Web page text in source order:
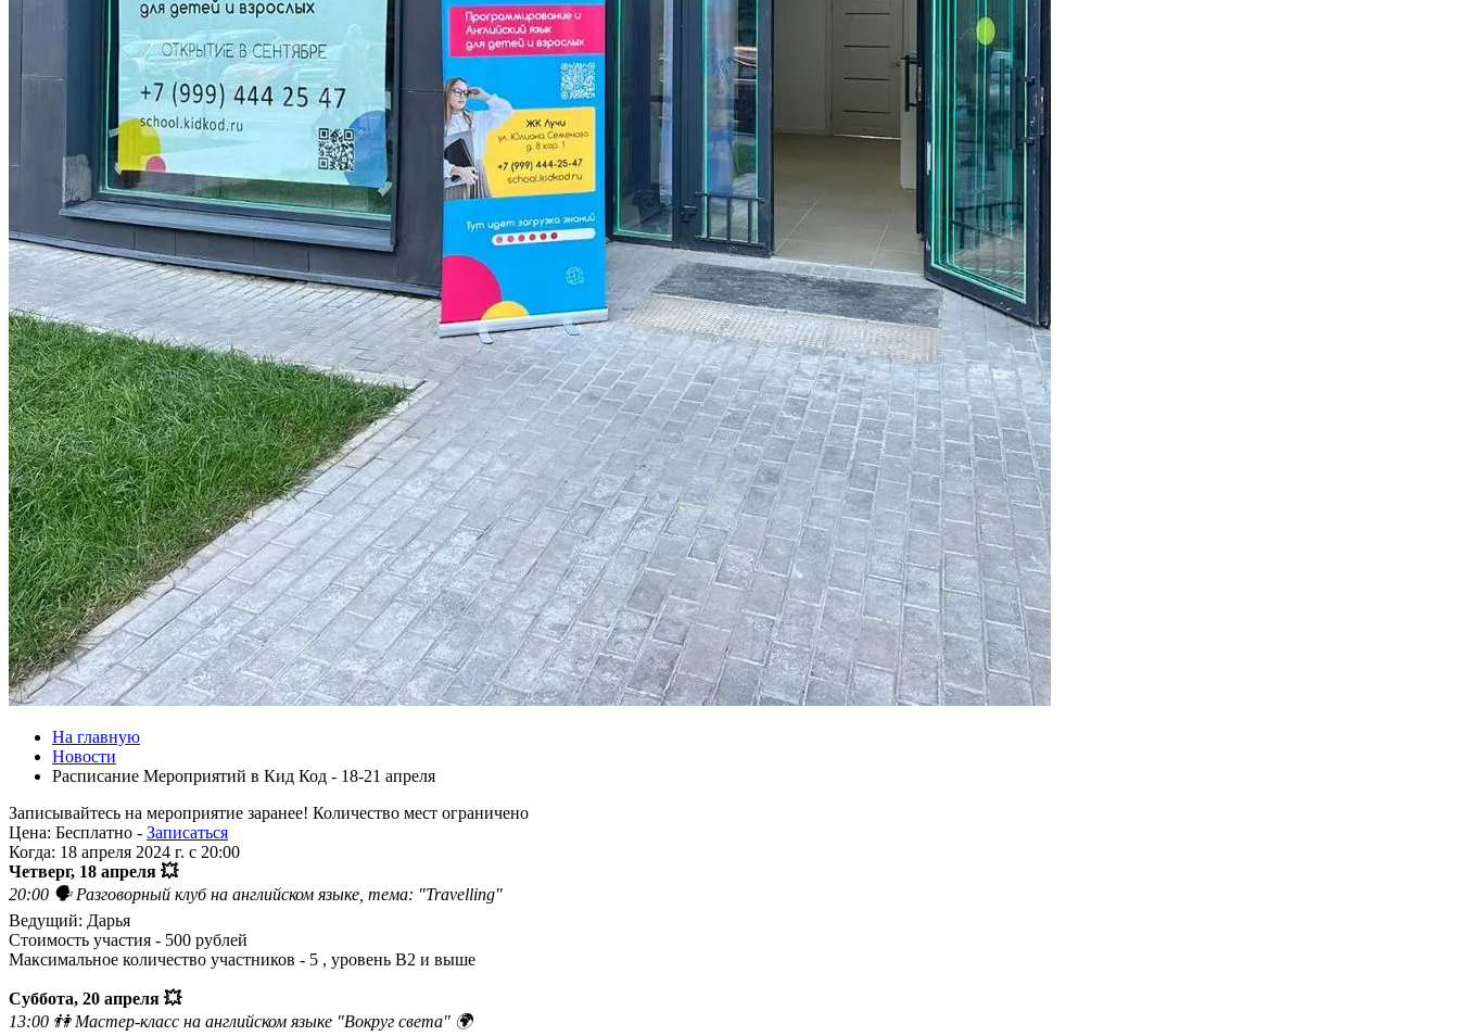
На главную
Новости
Расписание Мероприятий в Кид Код - 18-21 апреля
Записывайтесь на мероприятие заранее! Количество мест ограничено
Цена: Бесплатно - Записаться
Когда: 18 апреля 2024 г. c 20:00
Четверг, 18 апреля 💥
20:00 🗣 Разговорный клуб на английском языке, тема: "Travelling"
Ведущий: Дарья
Стоимость участия - 500 рублей
Максимальное количество участников - 5 , уровень B2 и выше
Суббота, 20 апреля 💥
13:00 👫 Мастер-класс на английском языке "Вокруг света" 🌍